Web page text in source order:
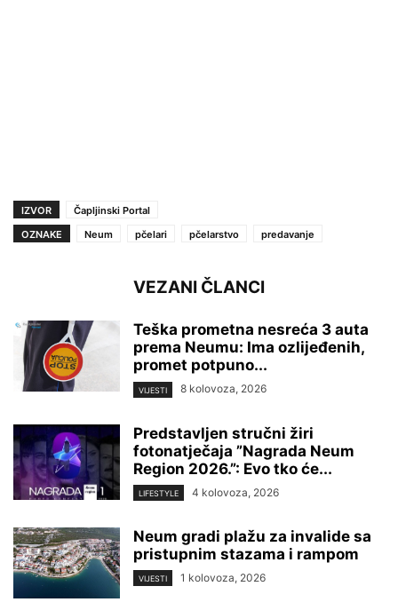
IZVOR
Čapljinski Portal
OZNAKE
Neum pčelari pčelarstvo predavanje
VEZANI ČLANCI
Teška prometna nesreća 3 auta
prema Neumu: Ima ozlijeđenih,
promet potpuno...
VIJESTI 8 kolovoza, 2026
Predstavljen stručni žiri
fotonatječaja ”Nagrada Neum
Region 2026.”: Evo tko će...
LIFESTYLE 4 kolovoza, 2026
Neum gradi plažu za invalide sa
pristupnim stazama i rampom
VIJESTI 1 kolovoza, 2026